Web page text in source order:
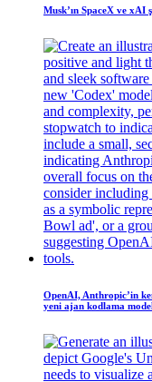
Musk’ın SpaceX ve
OpenAI, Anthropic’in
yeni ajan kodlama